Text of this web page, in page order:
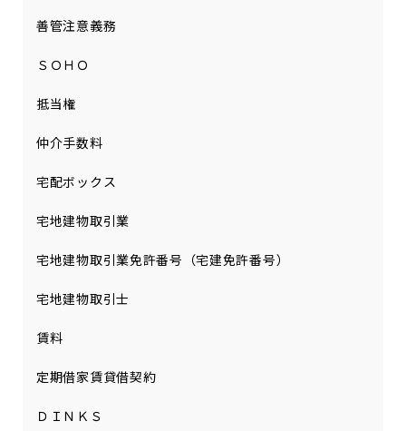
善管注意義務
ＳＯＨＯ
抵当権
仲介手数料
宅配ボックス
宅地建物取引業
宅地建物取引業免許番号（宅建免許番号）
宅地建物取引士
賃料
定期借家賃貸借契約
ＤＩＮＫＳ